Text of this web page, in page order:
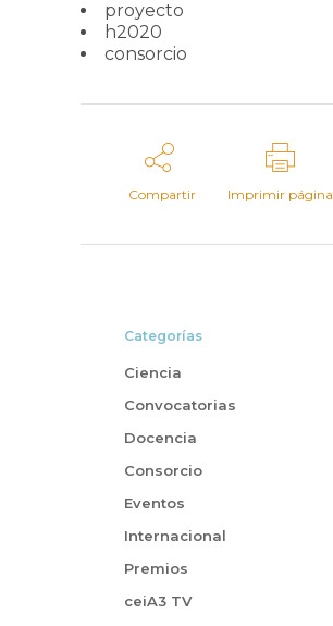
proyecto
h2020
consorcio
Compartir Imprimir página
Categorías
Ciencia
Convocatorias
Docencia
Consorcio
Eventos
Internacional
Premios
ceiA3 TV